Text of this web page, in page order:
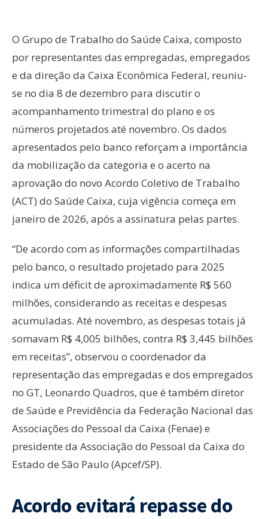
O Grupo de Trabalho do Saúde Caixa, composto
por representantes das empregadas, empregados
e da direção da Caixa Econômica Federal, reuniu-
se no dia 8 de dezembro para discutir o
acompanhamento trimestral do plano e os
números projetados até novembro. Os dados
apresentados pelo banco reforçam a importância
da mobilização da categoria e o acerto na
aprovação do novo Acordo Coletivo de Trabalho
(ACT) do Saúde Caixa, cuja vigência começa em
janeiro de 2026, após a assinatura pelas partes.
“De acordo com as informações compartilhadas
pelo banco, o resultado projetado para 2025
indica um déficit de aproximadamente R$ 560
milhões, considerando as receitas e despesas
acumuladas. Até novembro, as despesas totais já
somavam R$ 4,005 bilhões, contra R$ 3,445 bilhões
em receitas”, observou o coordenador da
representação das empregadas e dos empregados
no GT, Leonardo Quadros, que é também diretor
de Saúde e Previdência da Federação Nacional das
Associações do Pessoal da Caixa (Fenae) e
presidente da Associação do Pessoal da Caixa do
Estado de São Paulo (Apcef/SP).
Acordo evitará repasse do